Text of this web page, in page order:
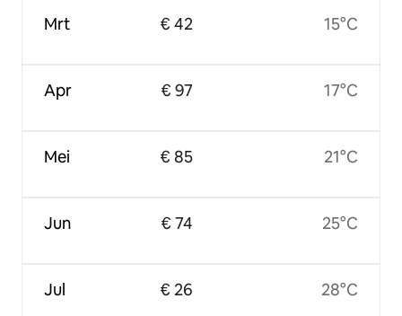
Mrt
Apr
Mei
Jun
Jul
€ 42
€ 97
€ 85
€ 74
€ 26
15°C
17°C
21°C
25°C
28°C